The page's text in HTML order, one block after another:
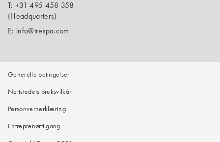
T: +31 495 458 358
(Headquarters)
E: info@trespa.com
Generelle betingelser
Nettstedets bruksvilkår
Personvernerklæring
Entreprenørtilgang